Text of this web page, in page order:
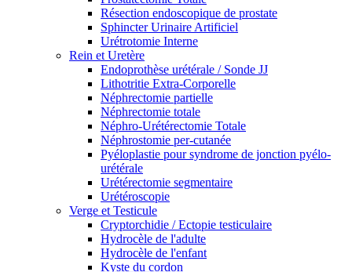
Résection endoscopique de prostate
Sphincter Urinaire Artificiel
Urétrotomie Interne
Rein et Uretère
Endoprothèse urétérale / Sonde JJ
Lithotritie Extra-Corporelle
Néphrectomie partielle
Néphrectomie totale
Néphro-Urétérectomie Totale
Néphrostomie per-cutanée
Pyéloplastie pour syndrome de jonction pyélo-
urétérale
Urétérectomie segmentaire
Urétéroscopie
Verge et Testicule
Cryptorchidie / Ectopie testiculaire
Hydrocèle de l'adulte
Hydrocèle de l'enfant
Kyste du cordon